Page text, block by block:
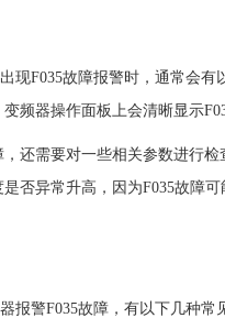
现F035故障报警时，通常会
频器操作面板上会清晰显示
还需要对一些相关参数进行
否异常升高，因为F035故障
报警F035故障，有以下几种常